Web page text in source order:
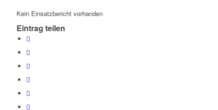
Kein Einsatzbericht vorhanden
Eintrag teilen